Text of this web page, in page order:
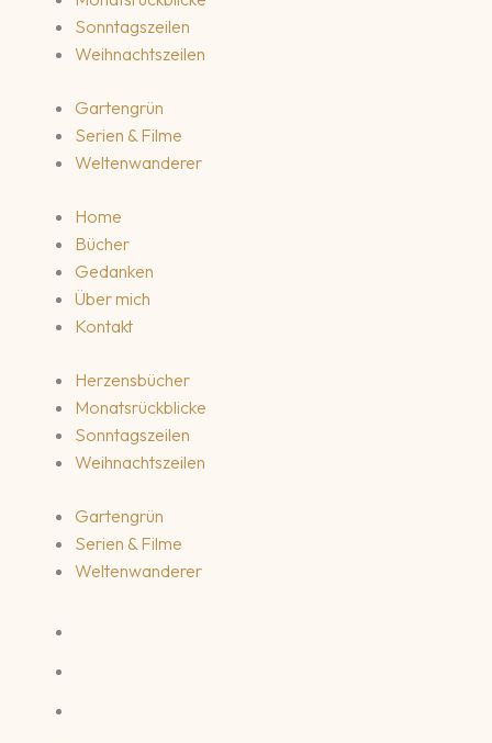
Sonntagszeilen
Weihnachtszeilen
Gartengrün
Serien & Filme
Weltenwanderer
Home
Bücher
Gedanken
Über mich
Kontakt
Herzensbücher
Monatsrückblicke
Sonntagszeilen
Weihnachtszeilen
Gartengrün
Serien & Filme
Weltenwanderer